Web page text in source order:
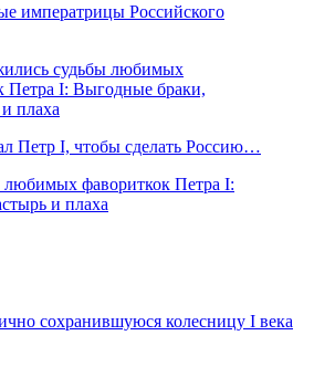
императрицы Российского
Петр I, чтобы сделать Россию…
любимых фавориткок Петра I:
и плаха
сохранившуюся колесницу I века